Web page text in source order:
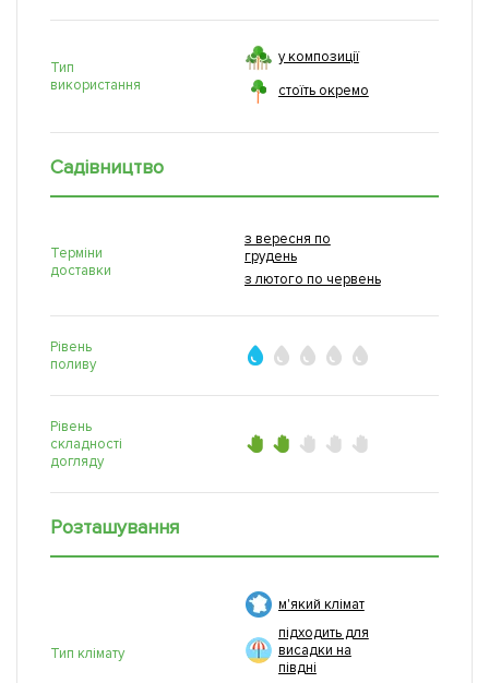
Тип
використання
у композиції
стоїть окремо
Садівництво
Терміни
доставки
з вересня по
грудень
з лютого по червень
Рівень
поливу
Рівень
складності
догляду
Розташування
Тип клімату
м'який клімат
підходить для
висадки на
півдні